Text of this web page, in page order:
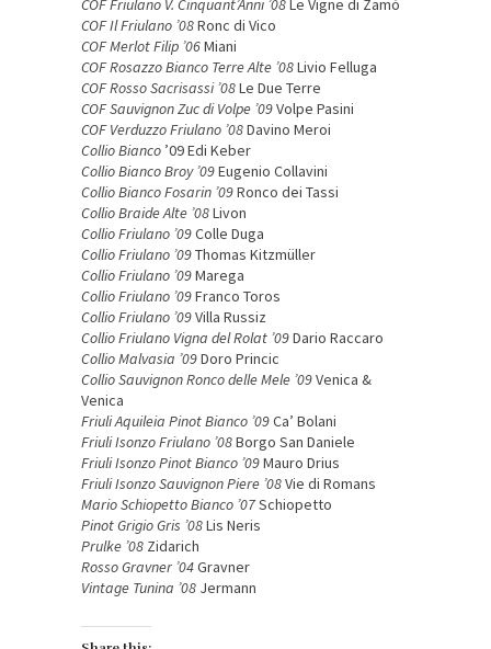
COF Friulano V. Cinquant’Anni ’08Le Vigne di Zamò
COF Il Friulano ’08Ronc di Vico
COF Merlot Filip ’06Miani
COF Rosazzo Bianco Terre Alte ’08Livio Felluga
COF Rosso Sacrisassi ’08Le Due Terre
COF Sauvignon Zuc di Volpe ’09Volpe Pasini
COF Verduzzo Friulano ’08Davino Meroi
Collio Bianco ’09 Edi Keber
Collio Bianco Broy ’09Eugenio Collavini
Collio Bianco Fosarin ’09Ronco dei Tassi
Collio Braide Alte ’08Livon
Collio Friulano ’09Colle Duga
Collio Friulano ’09Thomas Kitzmüller
Collio Friulano ’09Marega
Collio Friulano ’09Franco Toros
Collio Friulano ’09Villa Russiz
Collio Friulano Vigna del Rolat ’09Dario Raccaro
Collio Malvasia ’09Doro Princic
Collio Sauvignon Ronco delle Mele ’09Venica &
Venica
Friuli Aquileia Pinot Bianco ’09Ca’ Bolani
Friuli Isonzo Friulano ’08Borgo San Daniele
Friuli Isonzo Pinot Bianco ’09Mauro Drius
Friuli Isonzo Sauvignon Piere ’08Vie di Romans
Mario Schiopetto Bianco ’07Schiopetto
Pinot Grigio Gris ’08Lis Neris
Prulke ’08 Zidarich
Rosso Gravner ’04Gravner
Vintage Tunina ’08 Jermann